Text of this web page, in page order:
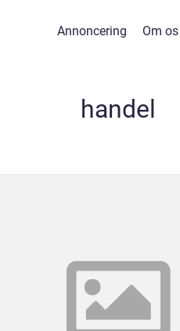
Annoncering Om os
handel